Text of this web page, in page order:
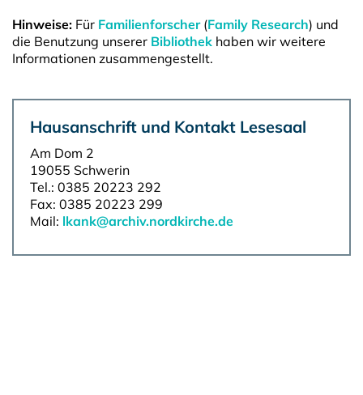
Hinweise: Für Familienforscher(Family Research) und
die Benutzung unserer Bibliothek haben wir weitere
Informationen zusammengestellt.
Hausanschrift und Kontakt Lesesaal
Am Dom 2
19055 Schwerin
Tel.: 0385 20223 292
Fax: 0385 20223 299
Mail: lkank@archiv.nordkirche.de